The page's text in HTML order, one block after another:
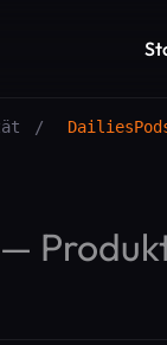
/
—